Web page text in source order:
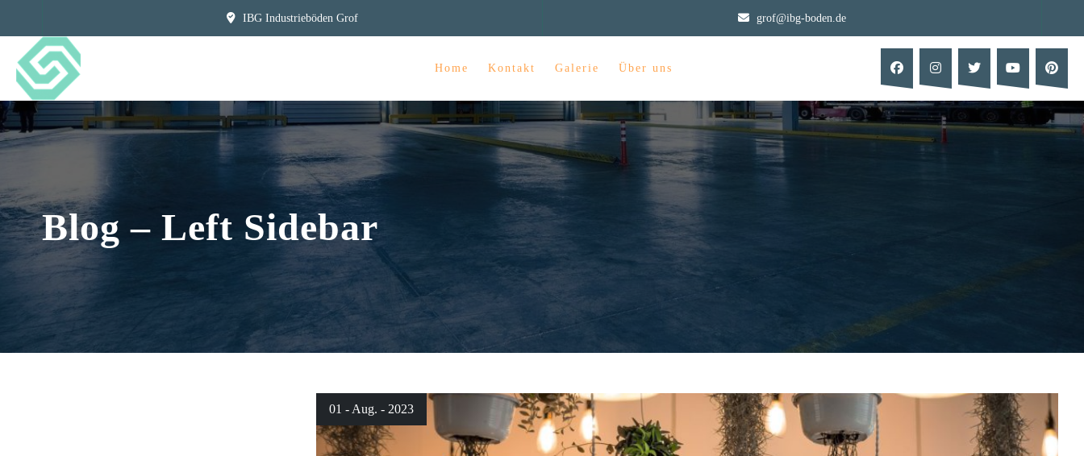
IBG Industrieböden Grof grof@ibg-boden.de
Home Kontakt Galerie Über uns
Blog – Left Sidebar
01 - Aug. - 2023